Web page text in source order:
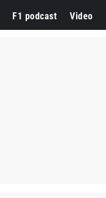
F1 podcast Video